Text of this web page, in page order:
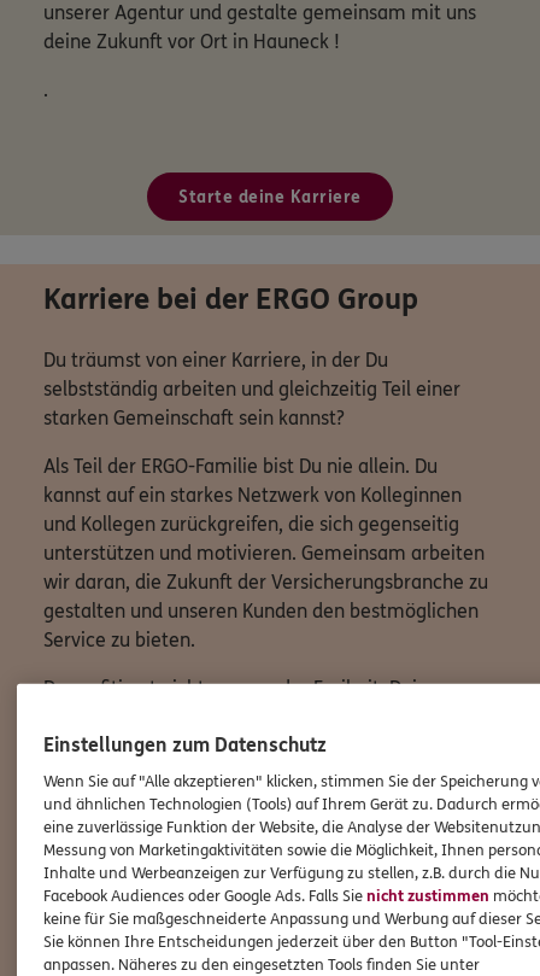
unserer Agentur und gestalte gemeinsam mit uns
deine Zukunft vor Ort in Hauneck !
.
Starte deine Karriere
Karriere bei der ERGO Group
Du träumst von einer Karriere, in der Du
selbstständig arbeiten und gleichzeitig Teil einer
starken Gemeinschaft sein kannst?
Als Teil der ERGO-Familie bist Du nie allein. Du
kannst auf ein starkes Netzwerk von Kolleginnen
und Kollegen zurückgreifen, die sich gegenseitig
unterstützen und motivieren. Gemeinsam arbeiten
wir daran, die Zukunft der Versicherungsbranche zu
gestalten und unseren Kunden den bestmöglichen
Service zu bieten.
Du profitierst nicht nur von der Freiheit, Deine
Arbeitsalltag flexibel zu gestalten, sondern auch von
den Vorteilen, die eine große und etablierte Marke
wie ERGO mit sich bringt.
Wenn Du bereit bist, Deine Karriere auf das nächste
Level zu heben und Teil einer starken Gemeinschaft
zu werden, dann freuen wir uns auf Deine
Bewerbung!
Einstellungen zum Datenschutz
Wenn Sie auf "Alle akzeptieren" klicken, stimmen Sie der Speicherung
und ähnlichen Technologien (Tools) auf Ihrem Gerät zu. Dadurch
eine zuverlässige Funktion der Website, die Analyse der
Messung von Marketingaktivitäten sowie die Möglichkeit, Ihnen
Inhalte und Werbeanzeigen zur Verfügung zu stellen, z.B. durch die
Facebook Audiences oder Google Ads. Falls Sienicht zustimmen
keine für Sie maßgeschneiderte Anpassung und Werbung auf dieser
Sie können Ihre Entscheidungen jederzeit über den Button "Tool-
anpassen. Näheres zu den eingesetzten Tools finden Sie unter